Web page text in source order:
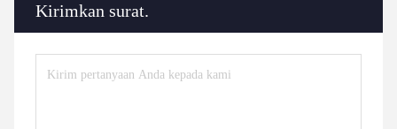
Kirimkan surat.